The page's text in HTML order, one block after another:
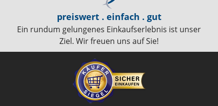
preiswert . einfach . gut
Ein rundum gelungenes Einkaufserlebnis ist unser
Ziel. Wir freuen uns auf Sie!